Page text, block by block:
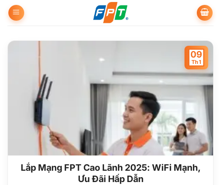
qua
dung
Lắp Mạng FPT Cao Lãnh 2025: WiFi Mạnh,
Ưu Đãi Hấp Dẫn
09
Th1